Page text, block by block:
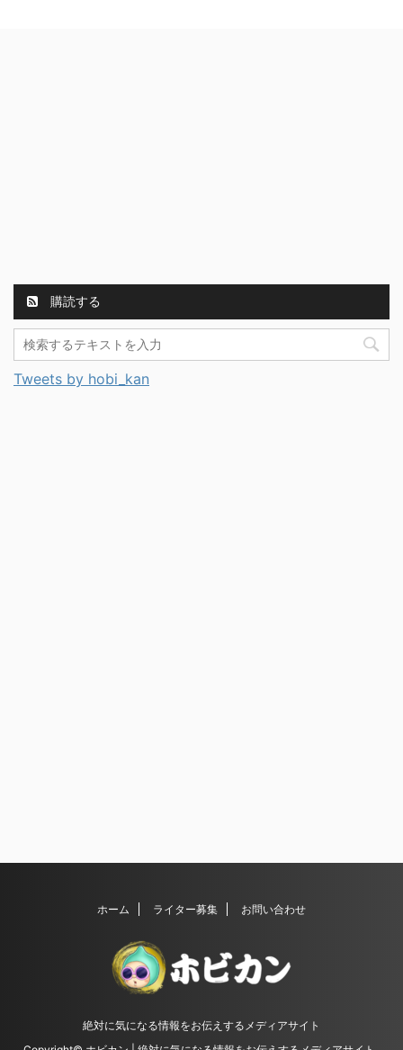
購読する
Tweets by hobi_kan
ホーム ライター募集 お問い合わせ
絶対に気になる情報をお伝えするメディアサイト